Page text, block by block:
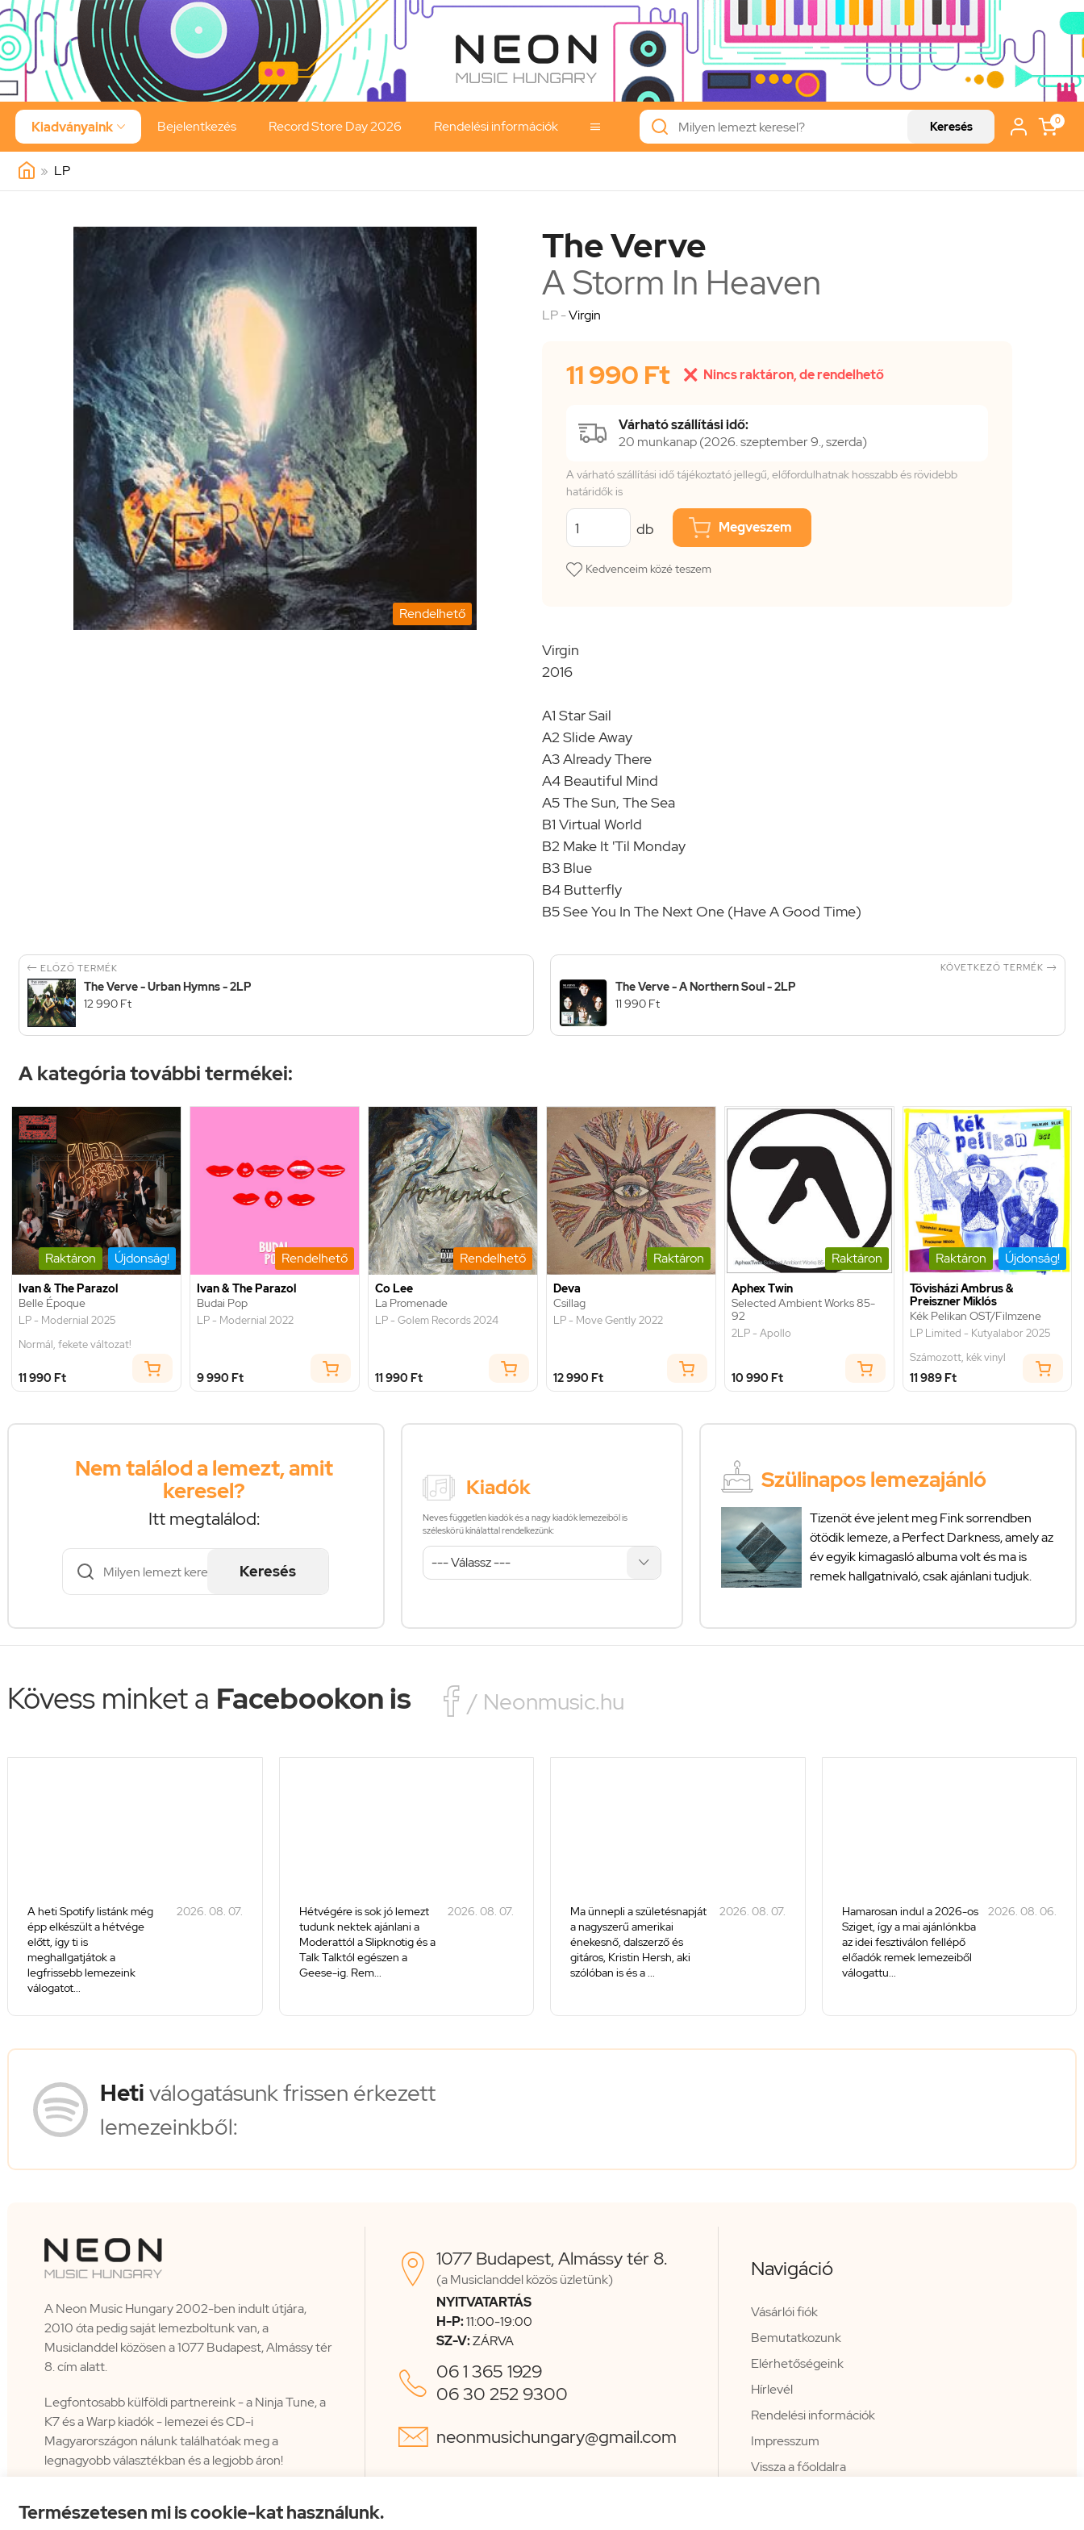
Természetesen mi is cookie-kat használunk.
Kiadványaink  Bejelentkezés Record Store Day 2026 Rendelési információk  Keresés 0
» LP
Rendelhető
The Verve
A Storm In Heaven
LP -Virgin
11 990 Ft  Nincs raktáron, de rendelhető
Várható szállítási idő:
20 munkanap (2026. szeptember 9., szerda)
A várható szállítási idő tájékoztató jellegű, előfordulhatnak hosszabb és rövidebb
határidők is
db Megveszem
Kedvenceim közé teszem
Virgin
2016
A1 Star Sail
A2 Slide Away
A3 Already There
A4 Beautiful Mind
A5 The Sun, The Sea
B1 Virtual World
B2 Make It 'Til Monday
B3 Blue
B4 Butterfly
B5 See You In The Next One (Have A Good Time)
 ELŐZŐ TERMÉK
The Verve - Urban Hymns - 2LP
12 990 Ft
KÖVETKEZŐ TERMÉK 
The Verve - A Northern Soul - 2LP
11 990 Ft
A kategória további termékei:
Raktáron Újdonság!
Ivan & The Parazol
Belle Époque
LP - Modernial 2025
Normál, fekete változat!
11 990 Ft
Rendelhető
Ivan & The Parazol
Budai Pop
LP - Modernial 2022
9 990 Ft
Rendelhető
Co Lee
La Promenade
LP - Golem Records 2024
11 990 Ft
Raktáron
Deva
Csillag
LP - Move Gently 2022
12 990 Ft
Raktáron
Aphex Twin
Selected Ambient Works 85-
92
2LP - Apollo
10 990 Ft
Raktáron Újdonság!
Tövisházi Ambrus &
Preiszner Miklós
Kék Pelikan OST/Filmzene
LP Limited - Kutyalabor 2025
Számozott, kék vinyl
11 989 Ft
Nem találod a lemezt, amit
keresel?
Itt megtalálod:
Keresés
Kiadók
Neves független kiadók és a nagy kiadók lemezeiből is
széleskörű kínálattal rendelkezünk:
Szülinapos lemezajánló
Tizenöt éve jelent meg Fink sorrendben
ötödik lemeze, a Perfect Darkness, amely az
év egyik kimagasló albuma volt és ma is
remek hallgatnivaló, csak ajánlani tudjuk.
Kövess minket a Facebookon is  / Neonmusic.hu
A heti Spotify listánk még
épp elkészült a hétvége
előtt, így ti is
meghallgatjátok a
legfrissebb lemezeink
válogatot...
2026. 08. 07.
Hétvégére is sok jó lemezt
tudunk nektek ajánlani a
Moderattól a Slipknotig és a
Talk Talktól egészen a
Geese-ig. Rem...
2026. 08. 07.
Ma ünnepli a születésnapját
a nagyszerű amerikai
énekesnő, dalszerző és
gitáros, Kristin Hersh, aki
szólóban is és a ...
2026. 08. 07.
Hamarosan indul a 2026-os
Sziget, így a mai ajánlónkba
az idei fesztiválon fellépő
előadók remek lemezeiből
válogattu...
2026. 08. 06.
Hetiválogatásunk frissen érkezett
lemezeinkből:
A Neon Music Hungary 2002-ben indult útjára,
2010 óta pedig saját lemezboltunk van, a
Musiclanddel közösen a 1077 Budapest, Almássy tér
8. cím alatt.
Legfontosabb külföldi partnereink - a Ninja Tune, a
K7 és a Warp kiadók - lemezei és CD-i
Magyarországon nálunk találhatóak meg a
legnagyobb választékban és a legjobb áron!
 1077 Budapest, Almássy tér 8.
(a Musiclanddel közös üzletünk)
NYITVATARTÁS
H-P:11:00-19:00
SZ-V:ZÁRVA
 06 1 365 1929
06 30 252 9300
 neonmusichungary@gmail.com
Navigáció
Vásárlói fiók
Bemutatkozunk
Elérhetőségeink
Hírlevél
Rendelési információk
Impresszum
Vissza a főoldalra